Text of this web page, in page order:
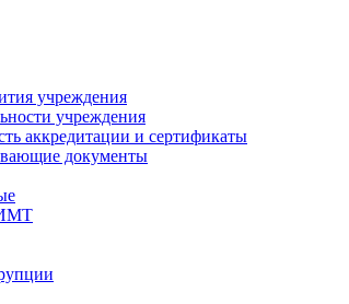
учреждения
учреждения
аккредитации и сертификаты
документы